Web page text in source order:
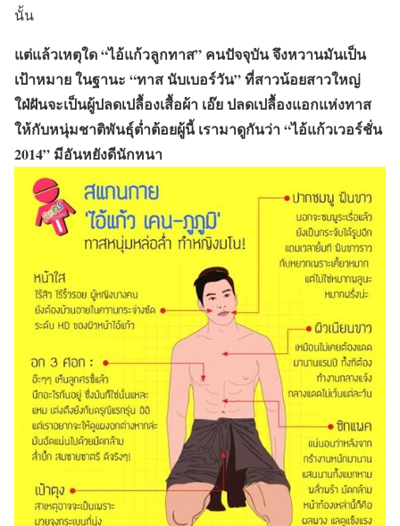
นั้น
แต่แล้วเหตุใด “ไอ้แก้วลูกทาส” คนปัจจุบัน จึงหวานมันเป็น
เป้าหมาย ในฐานะ “ทาส นับเบอร์วัน” ที่สาวน้อยสาวใหญ่
ใฝ่ฝันจะเป็นผู้ปลดเปลื้องเสื้อผ้า เอ๊ย ปลดเปลื้องแอกแห่งทาส
ให้กับหนุ่มชาติพันธุ์ต่ำต้อยผู้นี้ เรามาดูกันว่า “ไอ้แก้วเวอร์ชั่น
2014” มีอันหยังดีนักหนา